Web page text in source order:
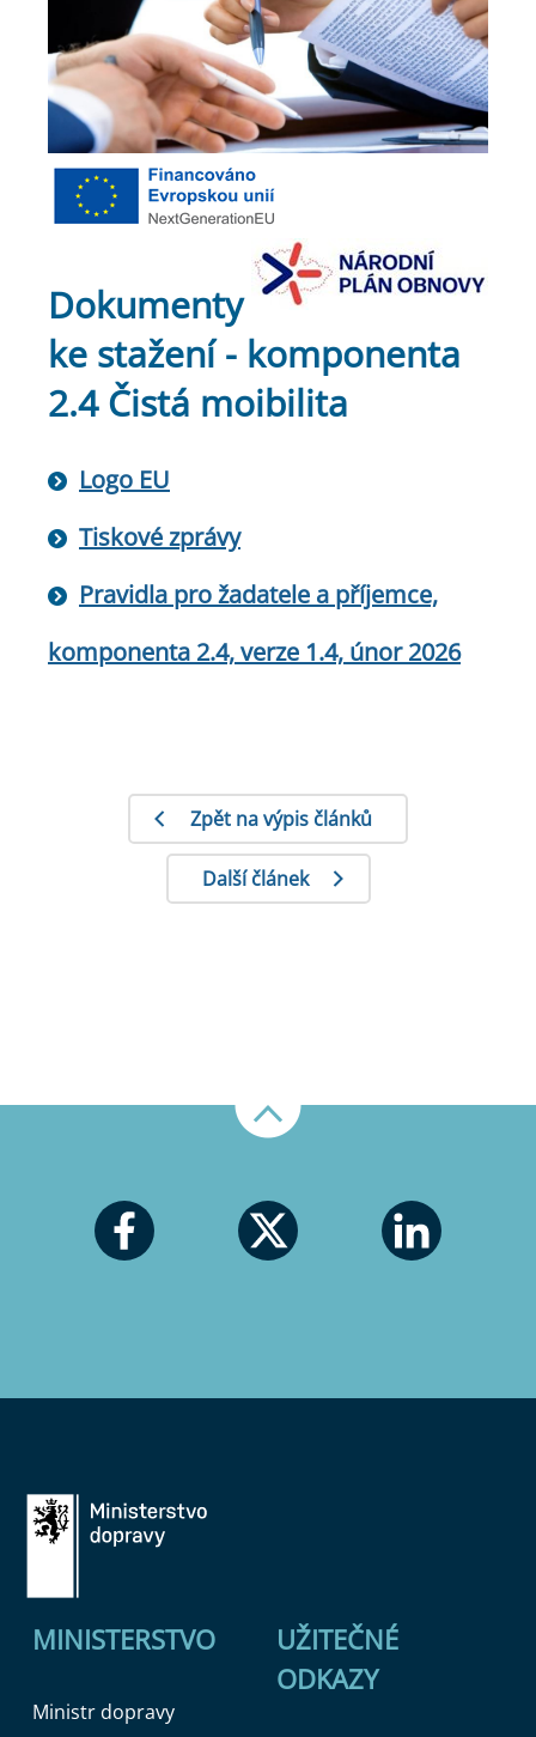
Dokumenty
ke stažení - komponenta
2.4 Čistá moibilita
Logo EU
Tiskové zprávy
Pravidla pro žadatele a příjemce,
komponenta 2.4, verze 1.4, únor 2026
Zpět na výpis článků
Další článek
MINISTERSTVO
Ministr dopravy
UŽITEČNÉ
ODKAZY